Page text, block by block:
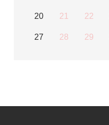
20 21 22
27 28 29